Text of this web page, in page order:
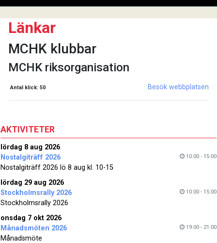
Länkar
MCHK klubbar
MCHK riksorganisation
Antal klick:50 Besök webbplatsen
AKTIVITETER
lördag 8 aug 2026
Nostalgiträff 2026
10:00 - 15:00
Nostalgiträff 2026 lö 8 aug kl. 10-15
lördag 29 aug 2026
Stockholmsrally 2026
10:00 - 15:00
Stockholmsrally 2026
onsdag 7 okt 2026
Månadsmöten 2026
19:00 - 21:00
Månadsmöte